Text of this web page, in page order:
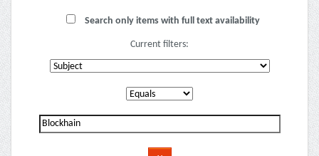
Search only items with full text availability
Current filters: